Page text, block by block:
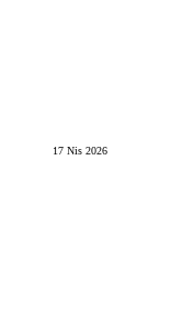
17 Nis 2026